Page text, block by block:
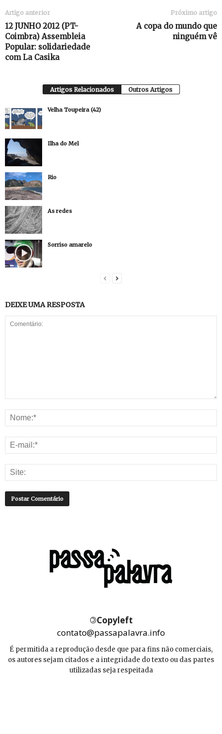
Artigo anterior
12 JUNHO 2012 (PT-
Coimbra) Assembleia
Popular: solidariedade
com La Casika
Próximo artigo
A copa do mundo que
ninguém vê
Artigos Relacionados Outros Artigos
Velha Toupeira (42)
Ilha do Mel
Rio
As redes
Sorriso amarelo
DEIXE UMA RESPOSTA
©Copyleft
contato@passapalavra.info
É permitida a reprodução desde que para fins não comerciais,
os autores sejam citados e a integridade do texto ou das partes
utilizadas seja respeitada